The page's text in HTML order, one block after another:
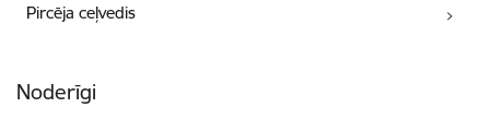
Pircēja ceļvedis
Noderīgi